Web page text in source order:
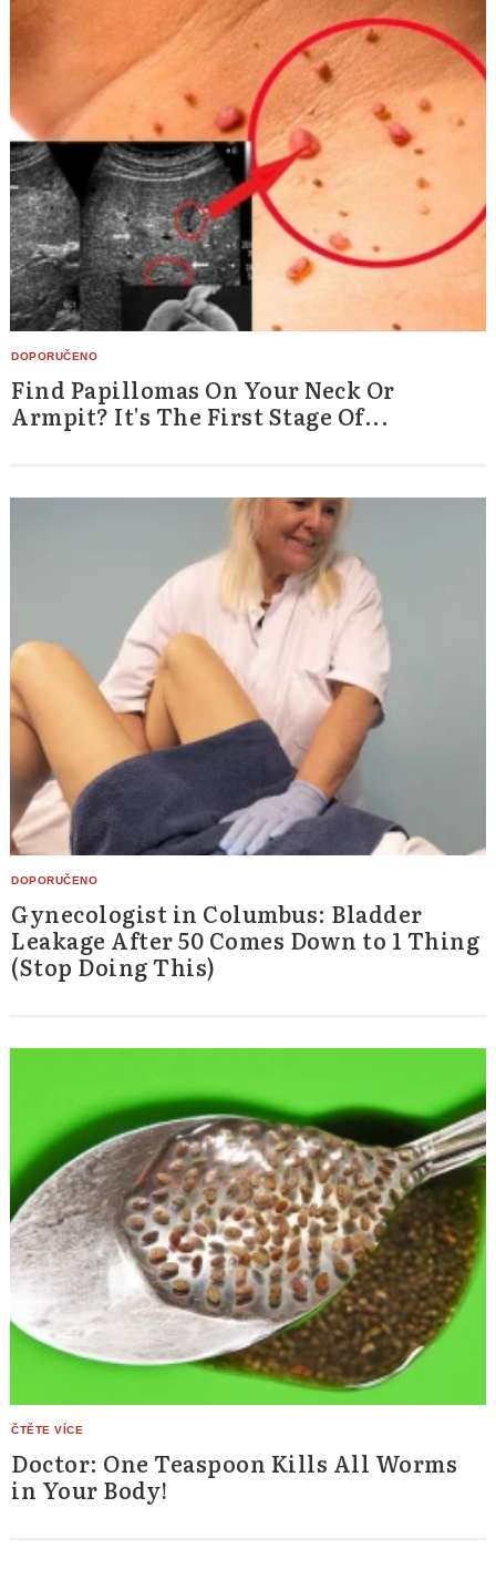
Find Papillomas On Your Neck Or
Armpit? It's The First Stage Of...
Gynecologist in Columbus: Bladder
Leakage After 50 Comes Down to 1 Thing
(Stop Doing This)
Doctor: One Teaspoon Kills All Worms
in Your Body!